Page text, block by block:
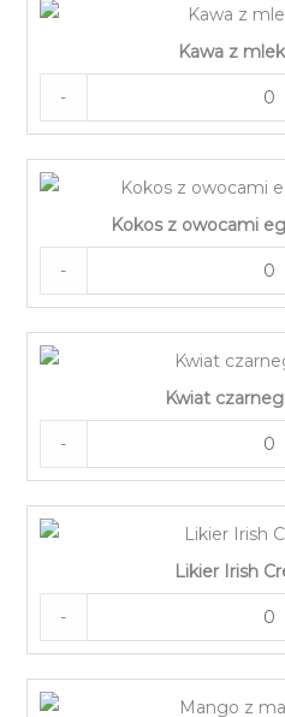
Kawa z
-
Kokos z owocami
-
Kwiat
-
Likier Irish
-